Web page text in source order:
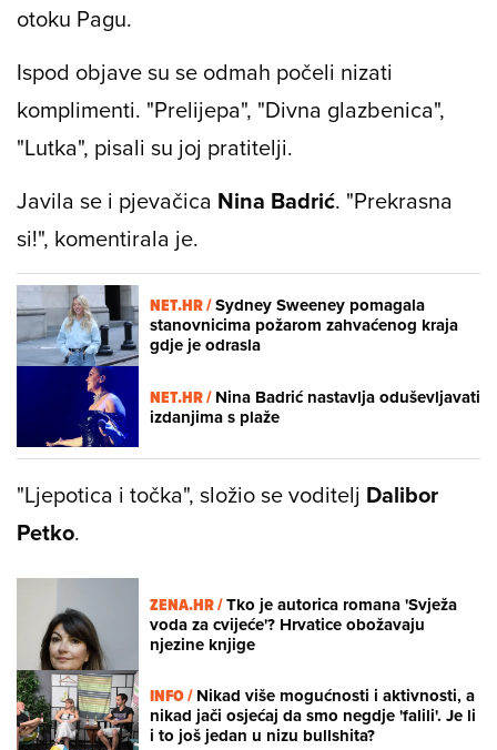
otoku Pagu.
Ispod objave su se odmah počeli nizati
komplimenti. "Prelijepa", "Divna glazbenica",
"Lutka", pisali su joj pratitelji.
Javila se i pjevačica Nina Badrić. "Prekrasna
si!", komentirala je.
NET.HR /Sydney Sweeney pomagala
stanovnicima požarom zahvaćenog kraja
gdje je odrasla
NET.HR /Nina Badrić nastavlja oduševljavati
izdanjima s plaže
"Ljepotica i točka", složio se voditelj Dalibor
Petko.
ZENA.HR /Tko je autorica romana 'Svježa
voda za cvijeće'? Hrvatice obožavaju
njezine knjige
INFO /Nikad više mogućnosti i aktivnosti, a
nikad jači osjećaj da smo negdje 'falili'. Je li
i to još jedan u nizu bullshita?